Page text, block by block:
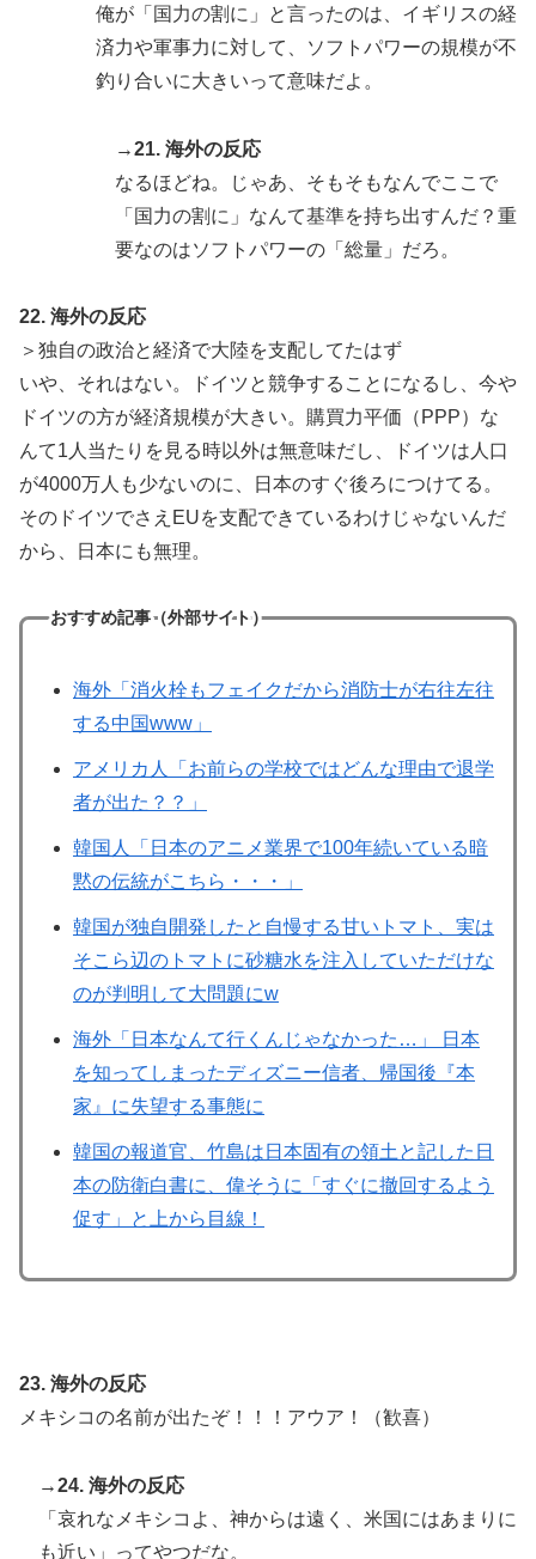
俺が「国力の割に」と言ったのは、イギリスの経
済力や軍事力に対して、ソフトパワーの規模が不
釣り合いに大きいって意味だよ。
→21. 海外の反応
なるほどね。じゃあ、そもそもなんでここで
「国力の割に」なんて基準を持ち出すんだ？重
要なのはソフトパワーの「総量」だろ。
22. 海外の反応
＞独自の政治と経済で大陸を支配してたはず
いや、それはない。ドイツと競争することになるし、今や
ドイツの方が経済規模が大きい。購買力平価（PPP）な
んて1人当たりを見る時以外は無意味だし、ドイツは人口
が4000万人も少ないのに、日本のすぐ後ろにつけてる。
そのドイツでさえEUを支配できているわけじゃないんだ
から、日本にも無理。
おすすめ記事（外部サイト）
海外「消火栓もフェイクだから消防士が右往左往
する中国www」
アメリカ人「お前らの学校ではどんな理由で退学
者が出た？？」
韓国人「日本のアニメ業界で100年続いている暗
黙の伝統がこちら・・・」
韓国が独自開発したと自慢する甘いトマト、実は
そこら辺のトマトに砂糖水を注入していただけな
のが判明して大問題にw
海外「日本なんて行くんじゃなかった…」 日本
を知ってしまったディズニー信者、帰国後『本
家』に失望する事態に
韓国の報道官、竹島は日本固有の領土と記した日
本の防衛白書に、偉そうに「すぐに撤回するよう
促す」と上から目線！
23. 海外の反応
メキシコの名前が出たぞ！！！アウア！（歓喜）
→24. 海外の反応
「哀れなメキシコよ、神からは遠く、米国にはあまりに
も近い」ってやつだな。